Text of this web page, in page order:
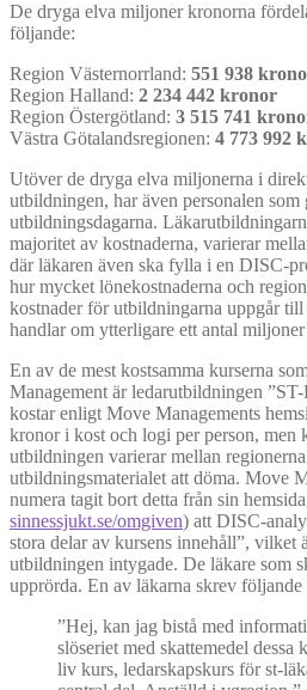
De dryga elva miljoner kronorna
följande:
Region Västernorrland: 551 938
Region Halland: 2 234 442 kronor
Region Östergötland: 3 515 741
Västra Götalandsregionen: 4 773 992
Utöver de dryga elva miljonerna i
utbildningen, har även personalen
utbildningsdagarna.
majoritet av kostnaderna, varierar
där läkaren även ska fylla i en DISC-
hur mycket lönekostnaderna och
kostnader för utbildningarna uppgår
handlar om ytterligare ett antal
En av de mest kostsamma kurserna
Management är ledarutbildningen
kostar enligt Move Managements
kronor i kost och logi per person, men
utbildningen varierar mellan
utbildningsmaterialet att döma. Move
numera tagit bort detta från sin
sinnessjukt.se/omgiven) att DISC-
stora delar av kursens innehåll”, vilket
utbildningen intygade. De läkare som
upprörda. En av läkarna skrev
”Hej, kan jag bistå med
slöseriet med skattemedel dessa
liv kurs, ledarskapskurs för st-